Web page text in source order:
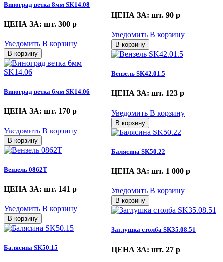
Виноград ветка 8мм SK14.08
ЦЕНА ЗА: шт. 300 p
Уведомить В корзину
В корзину
Виноград ветка 6мм SK14.06
ЦЕНА ЗА: шт. 170 p
Уведомить В корзину
В корзину
Вензель 0862Т
ЦЕНА ЗА: шт. 141 p
Уведомить В корзину
В корзину
Балясина SK50.15
ЦЕНА ЗА: шт. 90 p
Уведомить В корзину
В корзину
Вензель SK42.01.5
ЦЕНА ЗА: шт. 123 p
Уведомить В корзину
В корзину
Балясина SK50.22
ЦЕНА ЗА: шт. 1 000 p
Уведомить В корзину
В корзину
Заглушка столба SK35.08.51
ЦЕНА ЗА: шт. 27 p